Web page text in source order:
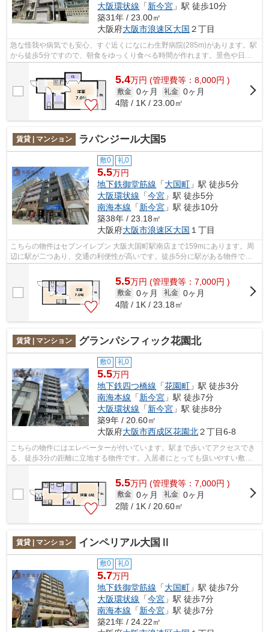
大阪環状線 「新今宮 」駅 徒歩10分
築31年 / 23.00㎡
大阪府大阪市浪速区大国 ２丁目
急な怪我や病気でも安心、すぐ近くになにわ生野病院(285m)があります。駅
から徒歩5分ですので、朝食をゆっくり食べる時間が作れます。景色や日当
たりにこだわったお部屋探しをしている...
5.4万円 (管理費等：8,000円 )
敷金 0ヶ月 礼金 0ヶ月
4階 / 1K / 23.00㎡
賃貸 | マンション ラパンジール大国5
敷0 礼0
5.5万円
地下鉄御堂筋線 「大国町 」駅 徒歩5分
大阪環状線 「今宮 」駅 徒歩5分
南海本線 「新今宮 」駅 徒歩10分
築38年 / 23.18㎡
大阪府大阪市浪速区大国 １丁目
こちらの物件はセブンイレブン 大阪大国町駅南店まで159mにあります。周
辺に駅が二つあり、交通の利便性が高いです。徒歩5分に駅がある物件で
5.5万円 (管理費等：7,000円 )
敷金 0ヶ月 礼金 0ヶ月
4階 / 1K / 23.18㎡
賃貸 | マンション グランパシフィック花園北
敷0 礼0
5.5万円
地下鉄四つ橋線 「花園町 」駅 徒歩3分
南海本線 「新今宮 」駅 徒歩7分
大阪環状線 「新今宮 」駅 徒歩8分
築9年 / 20.60㎡
大阪府大阪市西成区花園北２丁目6-8
こちらの物件にはエレベーターが付いています。駅まで歩いてアクセスでき
る、徒歩3分の距離に立地する物件です。入居者にとっても扱いやすい敷地
5.5万円 (管理費等：7,000円 )
敷金 0ヶ月 礼金 0ヶ月
2階 / 1K / 20.60㎡
賃貸 | マンション インペリアル大国Ⅱ
敷0 礼0
5.7万円
地下鉄御堂筋線 「大国町 」駅 徒歩7分
大阪環状線 「今宮 」駅 徒歩7分
南海本線 「新今宮 」駅 徒歩7分
築21年 / 24.22㎡